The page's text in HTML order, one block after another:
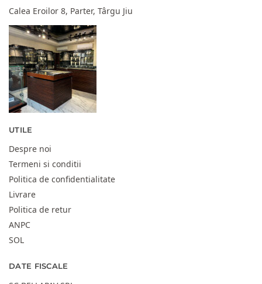
Calea Eroilor 8, Parter, Târgu Jiu
UTILE
Despre noi
Termeni si conditii
Politica de confidentialitate
Livrare
Politica de retur
ANPC
SOL
DATE FISCALE